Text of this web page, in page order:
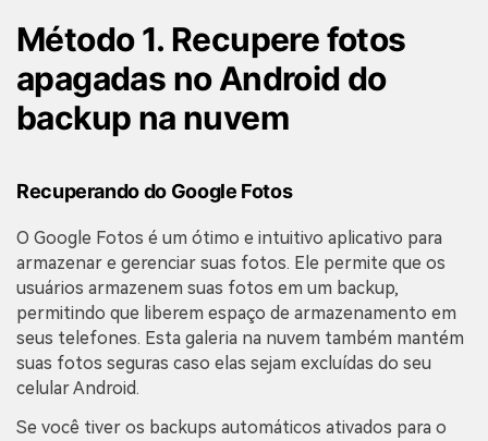
Método 1. Recupere fotos
apagadas no Android do
backup na nuvem
Recuperando do Google Fotos
O Google Fotos é um ótimo e intuitivo aplicativo para
armazenar e gerenciar suas fotos. Ele permite que os
usuários armazenem suas fotos em um backup,
permitindo que liberem espaço de armazenamento em
seus telefones. Esta galeria na nuvem também mantém
suas fotos seguras caso elas sejam excluídas do seu
celular Android.
Se você tiver os backups automáticos ativados para o